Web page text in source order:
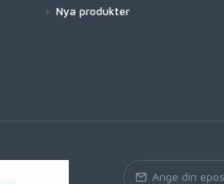
Nya produkter